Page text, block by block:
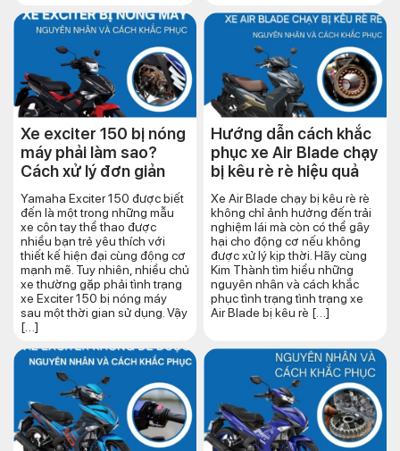
Xe exciter 150 bị nóng
máy phải làm sao?
Cách xử lý đơn giản
Yamaha Exciter 150 được biết
đến là một trong những mẫu
xe côn tay thể thao được
nhiều bạn trẻ yêu thích với
thiết kế hiện đại cùng động cơ
mạnh mẽ. Tuy nhiên, nhiều chủ
xe thường gặp phải tình trạng
xe Exciter 150 bị nóng máy
sau một thời gian sử dụng. Vậy
[…]
Hướng dẫn cách khắc
phục xe Air Blade chạy
bị kêu rè rè hiệu quả
Xe Air Blade chạy bị kêu rè rè
không chỉ ảnh hưởng đến trải
nghiệm lái mà còn có thể gây
hại cho động cơ nếu không
được xử lý kịp thời. Hãy cùng
Kim Thành tìm hiểu những
nguyên nhân và cách khắc
phục tình trạng tình trạng xe
Air Blade bị kêu rè […]